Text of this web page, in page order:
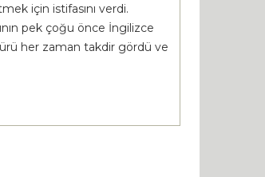
için istifasını verdi.
pek çoğu önce İngilizce
her zaman takdir gördü ve